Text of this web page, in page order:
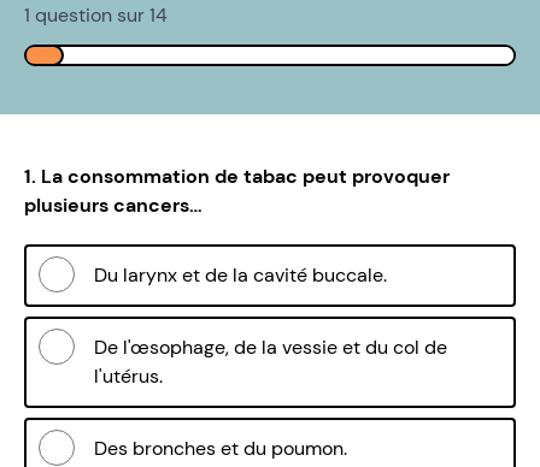
1 question sur 14
1. La consommation de tabac peut provoquer
plusieurs cancers…
Du larynx et de la cavité buccale.
De l'œsophage, de la vessie et du col de
l'utérus.
Des bronches et du poumon.